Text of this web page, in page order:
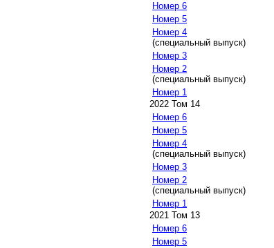
Номер 6
Номер 5
Номер 4
(специальный выпуск)
Номер 3
Номер 2
(специальный выпуск)
Номер 1
2022 Том 14
Номер 6
Номер 5
Номер 4
(специальный выпуск)
Номер 3
Номер 2
(специальный выпуск)
Номер 1
2021 Том 13
Номер 6
Номер 5